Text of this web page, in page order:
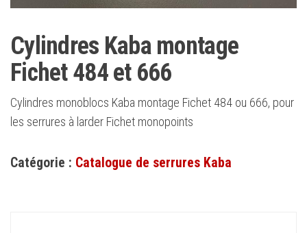
Cylindres Kaba montage
Fichet 484 et 666
Cylindres monoblocs Kaba montage Fichet 484 ou 666, pour
les serrures à larder Fichet monopoints
Catégorie : Catalogue de serrures Kaba